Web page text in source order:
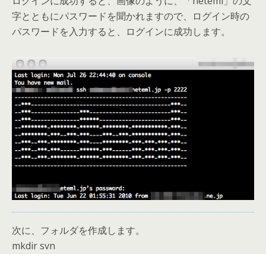
字とともにパスワードを聞かれますので、ログイン時の
パスワードを入力すると、ログインに成功します。
次に、フォルダを作成します。
mkdir svn